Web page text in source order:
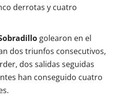
derrotas y cuatro
golearon en el
dos triunfos consecutivos,
dos salidas seguidas
han conseguido cuatro